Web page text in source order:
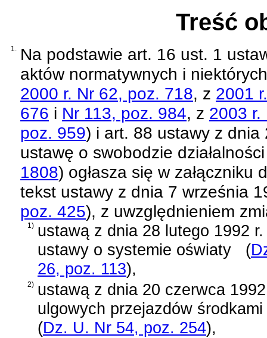
Treść
1. Na podstawie art. 16 ust. 1
aktów normatywnych i
2000 r. Nr 62, poz. 718, z 2001
676 i Nr 113, poz. 984, z 2003 r.
poz. 959) i art. 88 ustawy z dnia
ustawę o swobodzie
1808) ogłasza się w
tekst ustawy z dnia 7 września
poz. 425), z uwzględnieniem
1) ustawą z dnia 28 lutego 1992
ustawy o systemie oświaty
(
26, poz. 113),
2) ustawą z dnia 20 czerwca
ulgowych przejazdów
(Dz. U. Nr 54, poz. 254),